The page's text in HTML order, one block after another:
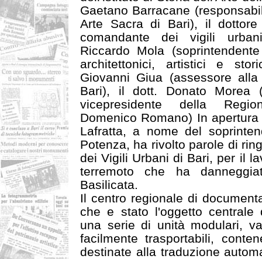
Gaetano Barracane
Arte Sacra di Bari), il dottore
comandante dei vigili
Riccardo Mola
architettonici, artistici e
Giovanni Giua (assessore
Bari), il dott. Donato Morea
vicepresidente della
Domenico Romano) In
Lafratta, a nome del
Potenza, ha rivolto parole di
dei Vigili Urbani di Bari, per il
terremoto che ha
Basilicata.
Il centro regionale di
che e stato l'oggetto centrale
una serie di unità modulari,
facilmente trasportabili,
destinate alla traduzione